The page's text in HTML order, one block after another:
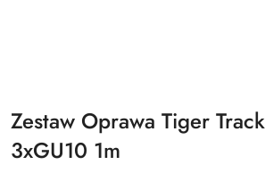
Zestaw Oprawa Tiger
3xGU10 1m